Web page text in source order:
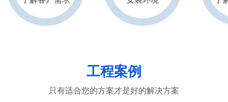
工程案例
只有适合您的方案才是好的解决方案